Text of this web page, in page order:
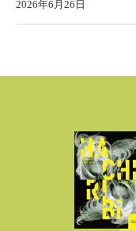
2026年6月26日